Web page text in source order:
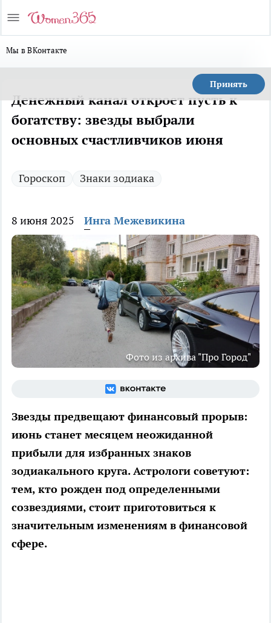
Мы в ВКонтакте
Принять
Денежный канал откроет пусть к
богатству: звезды выбрали
основных счастливчиков июня
Гороскоп Знаки зодиака
8 июня 2025 Инга Межевикина
Фото из архива "Про Город"
Звезды предвещают финансовый прорыв:
июнь станет месяцем неожиданной
прибыли для избранных знаков
зодиакального круга. Астрологи советуют:
тем, кто рожден под определенными
созвездиями, стоит приготовиться к
значительным изменениям в финансовой
сфере.